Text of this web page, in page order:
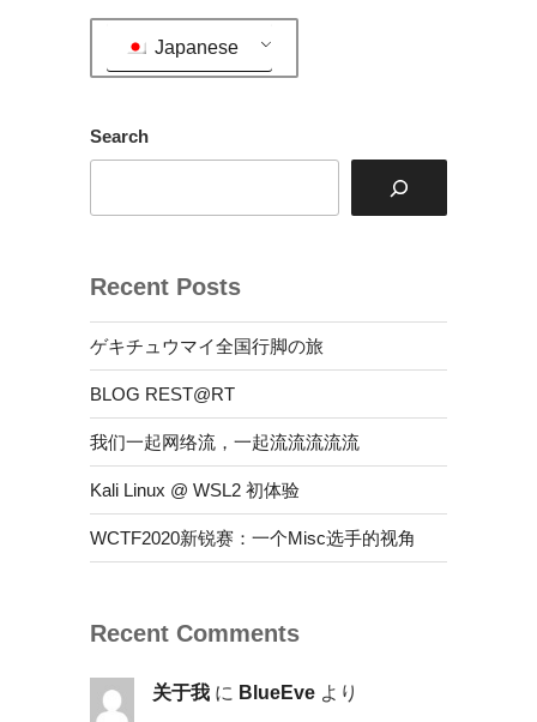
Japanese
Search
Recent Posts
ゲキチュウマイ全国行脚の旅
BLOG REST@RT
我们一起网络流，一起流流流流流
Kali Linux @ WSL2 初体验
WCTF2020新锐赛：一个Misc选手的视角
Recent Comments
关于我に BlueEveより